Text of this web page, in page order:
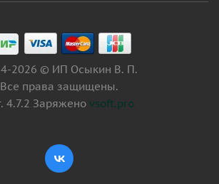
2026 © ИП Осыкин В. П.
Все права защищены.
4.7.2 Заряжено vsoft.pro